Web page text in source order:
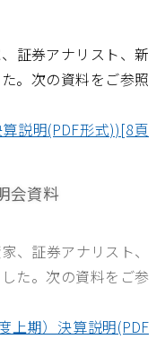
証券アナリスト、新
。次の資料をご参照
説明(PDF形式))[8頁
会資料
、証券アナリスト、
た。次の資料をご参
上期）決算説明(PDF